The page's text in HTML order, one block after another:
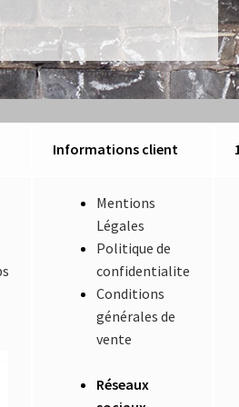
Machines Fondatrices
Artefacts Retrouvés
Informations client
Mentions
Légales
Politique de
confidentialite
Conditions
générales de
vente
Réseaux